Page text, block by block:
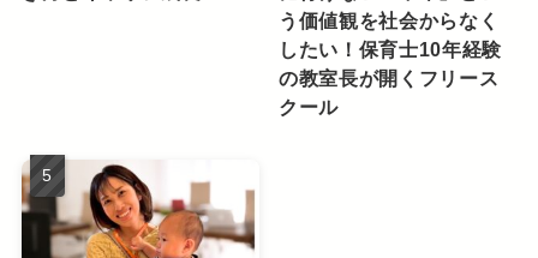
う価値観を社会からなく
したい！保育士10年経験
の教室長が開くフリース
クール